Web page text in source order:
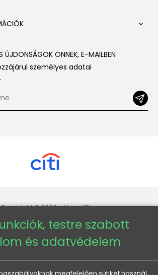

ÚJDONSÁGOK ÖNNEK, E-MAILBEN
személyes adatai
Copyright © 2026 - Veneti™
Veneti HU
Veneti CZ
testre szabott
és adatvédelem